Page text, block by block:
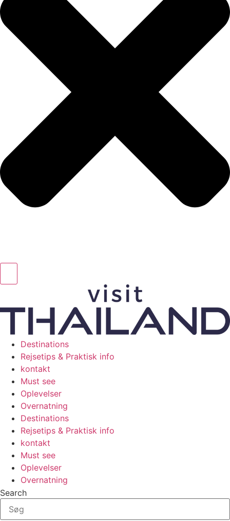
Destinations
Rejsetips & Praktisk info
kontakt
Must see
Oplevelser
Overnatning
Destinations
Rejsetips & Praktisk info
kontakt
Must see
Oplevelser
Overnatning
Search